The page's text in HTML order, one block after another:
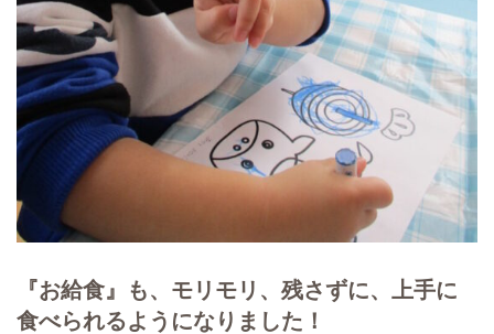
『お給食』も、モリモリ、残さずに、上手に
食べられるようになりました！